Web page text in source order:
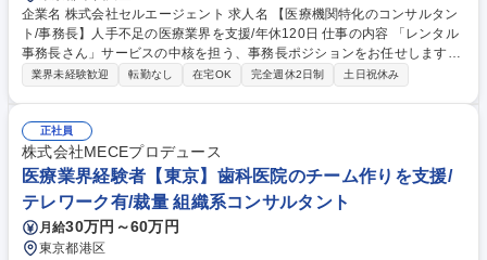
企業名 株式会社セルエージェント 求人名 【医療機関特化のコンサルタン
ト/事務長】人手不足の医療業界を支援/年休120日 仕事の内容 「レンタル
事務長さん」サービスの中核を担う、事務長ポジションをお任せします。
新規クライアントへの提案から、契約後のクリニック運営支援まで、多岐
契約締結■クリニック運営支援（事務長代行）■経営数値の分析、改善提
案、ナレッジ共有■求人作成・運用、面接代行、人事制度設計サポート■W
ebサイト更新、SNS運用ディレクション、広告提案■院内運営改善■総務
業務などをお任せします。 募集職種 【医療機関特化のコンサルタント/事
務長】人手不足の医療業界を支援/年休120日
業界未経験歓迎 転勤なし 在宅OK 完全週休2日制 土日祝休み
正社員
株式会社MECEプロデュース
医療業界経験者【東京】歯科医院のチーム作りを支援/
テレワーク有/裁量 組織系コンサルタント
月給30万円～60万円
東京都港区